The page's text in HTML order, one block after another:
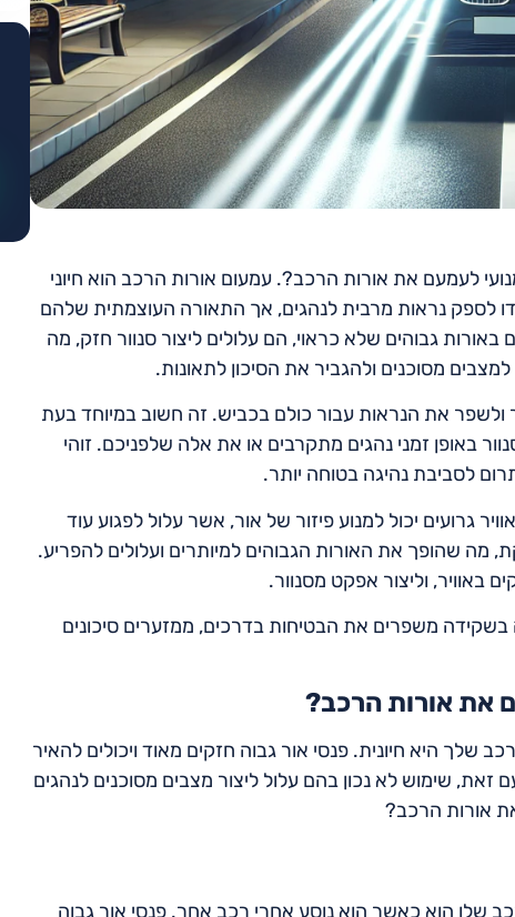
לעמעם את אורות הרכב?. עמעום אורות הרכב הוא חיוני
לספק נראות מרבית לנהגים, אך התאורה העוצמתית שלהם
גבוהים שלא כראוי, הם עלולים ליצור סנוור חזק, מה
מסוכנים ולהגביר את הסיכון לתאונות.
ולשפר את הנראות עבור כולם בכביש. זה חשוב במיוחד בעת
באופן זמני נהגים מתקרבים או את אלה שלפניכם. זוהי
לסביבת נהיגה בטוחה יותר.
גרועים יכול למנוע פיזור של אור, אשר עלול לפגוע עוד
מה שהופך את האורות הגבוהים למיותרים ועלולים להפריע.
באוויר, וליצור אפקט מסנוור.
משפרים את הבטיחות בדרכים, ממזערים סיכונים
את אורות הרכב?
היא חיונית. פנסי אור גבוה חזקים מאוד ויכולים להאיר
עם זאת, שימוש לא נכון בהם עלול ליצור מצבים מסוכנים לנהגים
אורות הרכב?
שלו הוא כאשר הוא נוסע אחרי רכב אחר. פנסי אור גבוה